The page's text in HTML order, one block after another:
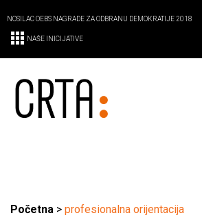
NOSILAC OEBS NAGRADE ZA ODBRANU DEMOKRATIJE 2018
NAŠE INICIJATIVE
Početna > profesionalna orijentacija